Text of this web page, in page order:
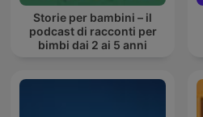
Storie per bambini – il
podcast di racconti per
bimbi dai 2 ai 5 anni